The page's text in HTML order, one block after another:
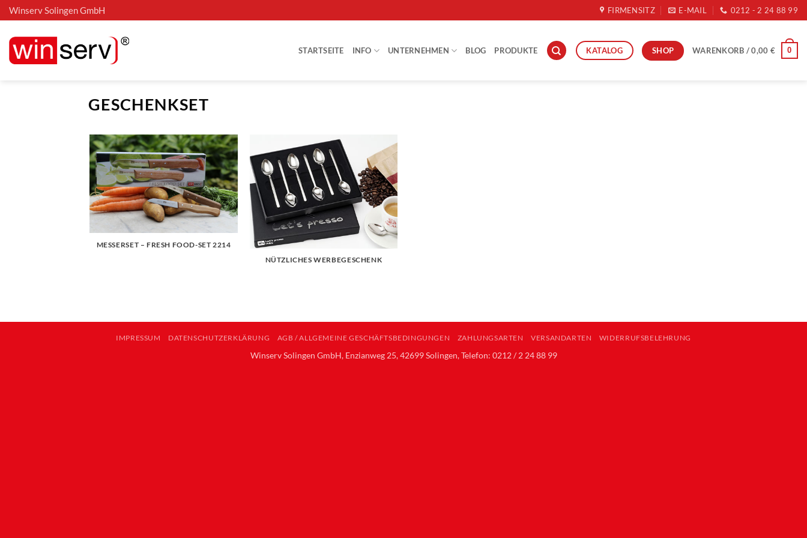
Zum
Inhalt
springen
Winserv Solingen GmbH FIRMENSITZ E-MAIL 0212 - 2 24 88 99
STARTSEITE INFO UNTERNEHMEN BLOG PRODUKTE KATALOG SHOP WARENKORB /0,00 € 0
GESCHENKSET
MESSERSET – FRESH FOOD-SET 2214
NÜTZLICHES WERBEGESCHENK
IMPRESSUM DATENSCHUTZERKLÄRUNG AGB / ALLGEMEINE GESCHÄFTSBEDINGUNGEN ZAHLUNGSARTEN VERSANDARTEN WIDERRUFSBELEHRUNG
Winserv Solingen GmbH, Enzianweg 25, 42699 Solingen, Telefon: 0212 / 2 24 88 99